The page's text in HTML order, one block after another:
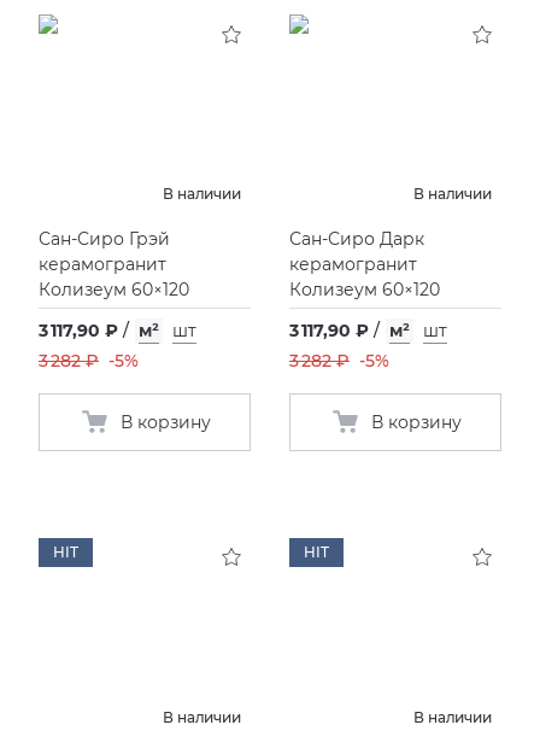
В наличии
Сан-Сиро Грэй
керамогранит
Колизеум 60×120
3 117,90 ₽ / м²
шт
3 282 ₽ -5%
В корзину
В наличии
Сан-Сиро Дарк
керамогранит
Колизеум 60×120
3 117,90 ₽ / м²
шт
3 282 ₽ -5%
В корзину
HIT
В наличии
HIT
В наличии